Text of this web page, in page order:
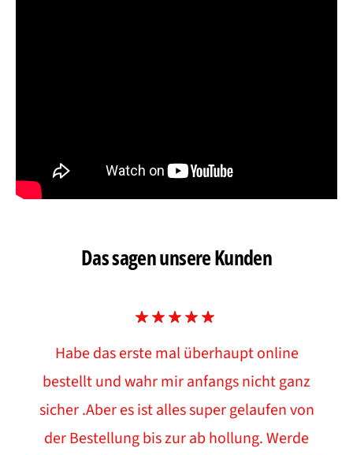
Das sagen unsere Kunden
Habe das erste mal überhaupt online
bestellt und wahr mir anfangs nicht ganz
sicher .Aber es ist alles super gelaufen von
der Bestellung bis zur ab hollung. Werde